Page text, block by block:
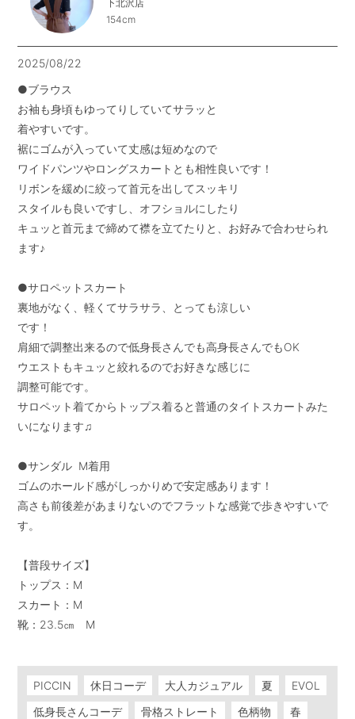
下北沢店
154cm
2025/08/22
●ブラウス
お袖も身頃もゆってりしていてサラッと
着やすいです。
裾にゴムが入っていて丈感は短めなので
ワイドパンツやロングスカートとも相性良いです！
リボンを緩めに絞って首元を出してスッキリ
スタイルも良いですし、オフショルにしたり
キュッと首元まで締めて襟を立てたりと、お好みで合わせられ
ます♪
●サロペットスカート
裏地がなく、軽くてサラサラ、とっても涼しい
です！
肩細で調整出来るので低身長さんでも高身長さんでもOK
ウエストもキュッと絞れるのでお好きな感じに
調整可能です。
サロペット着てからトップス着ると普通のタイトスカートみた
いになります♫
●サンダル  M着用
ゴムのホールド感がしっかりめで安定感あります！
高さも前後差があまりないのでフラットな感覚で歩きやすいで
す。
【普段サイズ】
トップス：M
スカート：M
靴：23.5㎝　M
PICCIN 休日コーデ 大人カジュアル 夏
EVOL
低身長さんコーデ
骨格ストレート 色柄物
春